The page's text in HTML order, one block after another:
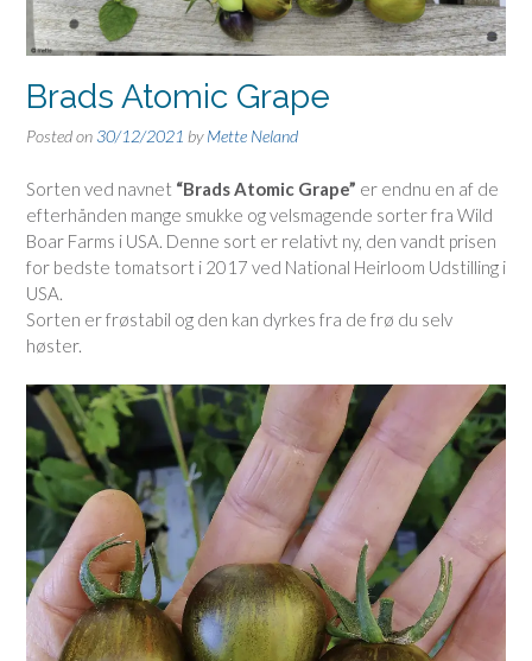
Brads Atomic Grape
Posted on 30/12/2021 byMette Neland
Sorten ved navnet “Brads Atomic Grape” er endnu en af de
efterhånden mange smukke og velsmagende sorter fra Wild
Boar Farms i USA. Denne sort er relativt ny, den vandt prisen
for bedste tomatsort i 2017 ved National Heirloom Udstilling i
USA.
Sorten er frøstabil og den kan dyrkes fra de frø du selv
høster.